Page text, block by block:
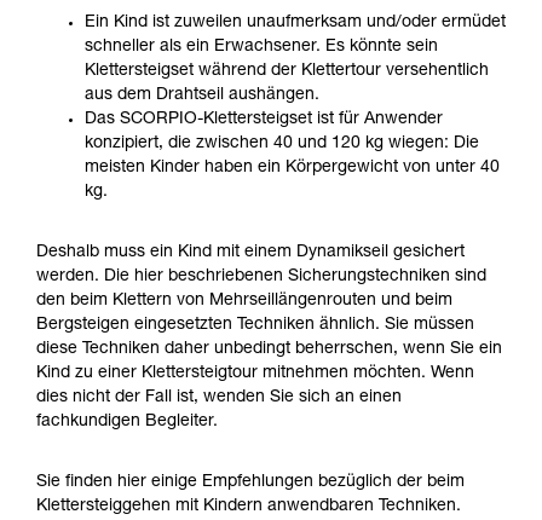
Informationen richtig verstanden haben.
Die Beherrschung dieser Techniken setzt eine
entsprechende Ausbildung und ein spezielles
Training voraus. Prüfen Sie zusammen mit
einem Profi, ob Sie in der Lage sind, den
Vorgang alleine sicher zu wiederholen, bevor
Sie ihn eigenständig durchführen.
beschrieben werden.
Ein Kind ist zuweilen unaufmerksam und/oder ermüdet
schneller als ein Erwachsener. Es könnte sein
Klettersteigset während der Klettertour versehentlich
aus dem Drahtseil aushängen.
Das SCORPIO-Klettersteigset ist für Anwender
konzipiert, die zwischen 40 und 120 kg wiegen: Die
meisten Kinder haben ein Körpergewicht von unter 40
kg.
Deshalb muss ein Kind mit einem Dynamikseil gesichert
werden. Die hier beschriebenen Sicherungstechniken sind
den beim Klettern von Mehrseillängenrouten und beim
Bergsteigen eingesetzten Techniken ähnlich. Sie müssen
diese Techniken daher unbedingt beherrschen, wenn Sie ein
Kind zu einer Klettersteigtour mitnehmen möchten. Wenn
dies nicht der Fall ist, wenden Sie sich an einen
fachkundigen Begleiter.
Sie finden hier einige Empfehlungen bezüglich der beim
Klettersteiggehen mit Kindern anwendbaren Techniken.